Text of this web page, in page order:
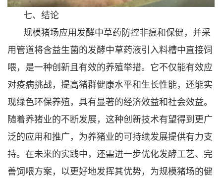
七、结论
规模猪场应用发酵中草药防控非瘟和保健，并采
用管道将含益生菌的发酵中草药液引入料槽中直接饲
喂，是一种创新且有效的养殖举措。它不仅能有效应
对疫病挑战，提高猪群健康水平和生长性能，还能实
现绿色环保养殖，具有显著的经济效益和社会效益。
随着养猪业的不断发展，这种创新技术有望得到更广
泛的应用和推广，为养猪业的可持续发展提供有力支
持。在未来的实践中，还需进一步优化发酵工艺、完
善饲喂方案，以更好地发挥其优势，为规模猪场的健